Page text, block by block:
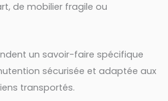
de mobilier fragile ou
un savoir-faire spécifique
sécurisée et adaptée aux
transportés.